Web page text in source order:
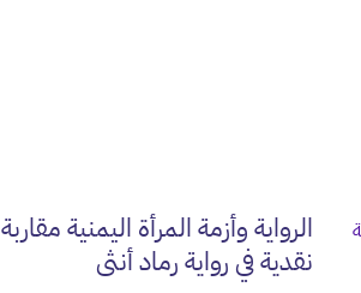
الرواية وأزمة المرأة اليمنية مقاربة
نقدية في رواية رماد أنثى